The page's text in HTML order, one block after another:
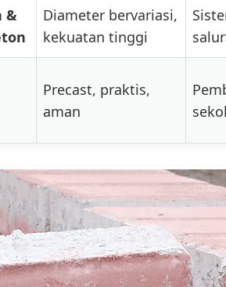
&
Diameter bervariasi,
kekuatan tinggi
Precast, praktis,
aman